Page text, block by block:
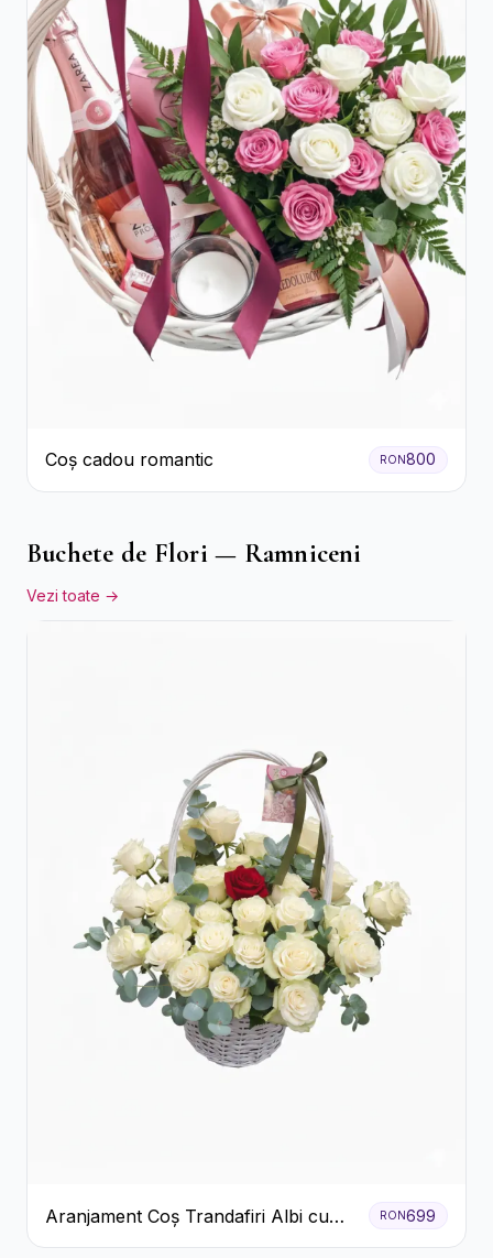
Coș cadou romantic RON800
Buchete de Flori — Ramniceni
Vezi toate →
Aranjament Coș Trandafiri Albi cu
Accent Roșu
RON699